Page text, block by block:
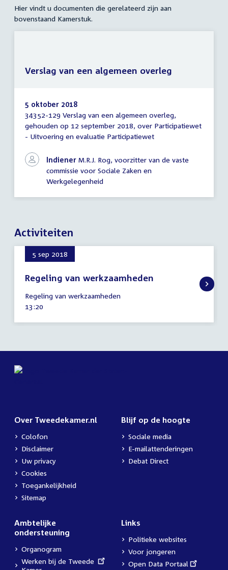
Hier vindt u documenten die gerelateerd zijn aan
bovenstaand Kamerstuk.
Verslag
van
een
overleg
5 oktober 2018
34352-129 Verslag van een algemeen overleg,
gehouden op 12 september 2018, over Participatiewet
- Uitvoering en evaluatie Participatiewet
Indiener M.R.J. Rog, voorzitter van de vaste
commissie voor Sociale Zaken en
Werkgelegenheid
Verslag van een algemeen overleg
Activiteiten
5 sep 2018
Regeling van werkzaamheden
september
2018
Regeling van werkzaamheden
Tijd
13:20
Over Tweedekamer.nl
Colofon
Disclaimer
Uw privacy
Cookies
Toegankelijkheid
Sitemap
Blijf op de hoogte
Sociale media
E-mailattenderingen
Debat Direct
Ambtelijke
ondersteuning
Organogram
External
Werken bij de Tweede
Links
Politieke websites
Voor jongeren
External
Open Data Portaal